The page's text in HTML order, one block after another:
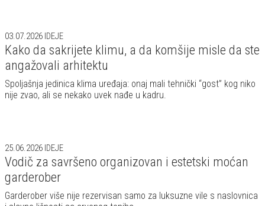
03.07.2026 IDEJE
Kako da sakrijete klimu, a da komšije misle da ste
angažovali arhitektu
Spoljašnja jedinica klima uređaja: onaj mali tehnički “gost” kog niko
nije zvao, ali se nekako uvek nađe u kadru.
25.06.2026 IDEJE
Vodič za savršeno organizovan i estetski moćan
garderober
Garderober više nije rezervisan samo za luksuzne vile s naslovnica